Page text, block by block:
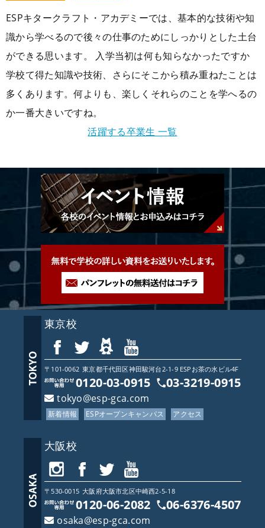
ESPキタークラフト・アカデミーでは、基本的な技術や知
識から学べるので後々の仕事のためにしっかりとした土台
ができる思います。 入学当初は何も知らなかったですか
学校て得た知識や技術、さらにそこから積み重ねたことは
多くあります。何よりも、楽しくそれらのことを学へるの
か一番大きいですね。
活躍する卒業生 一覧
東京校
〒101-0062 東京都千代田区神田駿河台2-1-9 ESPお茶の水ビル4F
0120-03-0915 03-3219-0915
tokyo@esp-gca.com
新着情報 ESPオープンキャンパス アクセス
大阪校
〒530-0015 大阪府大阪市北区中崎西2-5-18
0120-06-2082 06-6376-4507
osaka@esp-gca.com